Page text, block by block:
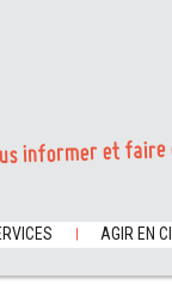
informer et
AGIR EN